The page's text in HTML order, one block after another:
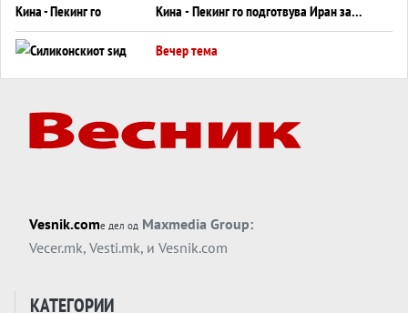
Кина - Пекинг го подготвува Иран за
американска копнена инвазија
Вечер тема
Вечер тема
Трамп тврди дека повторно „разговара“
Вечер тема
ДЛАБОКО УДОЛУ: Сметководствените
трикови што го соборија ЕНРОН ги
Vesnik.comе дел од Maxmedia Group:
Vecer.mk, Vesti.mk, и Vesnik.com
КАТЕГОРИИ